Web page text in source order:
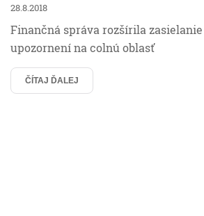
28.8.2018
Finančná správa rozšírila
upozornení na colnú oblasť
ČÍTAJ ĎALEJ